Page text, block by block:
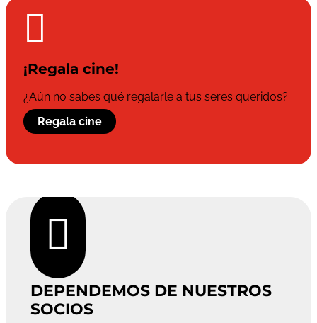

¡Regala cine!
¿Aún no sabes qué regalarle a tus seres queridos?
Regala cine

DEPENDEMOS DE NUESTROS
SOCIOS